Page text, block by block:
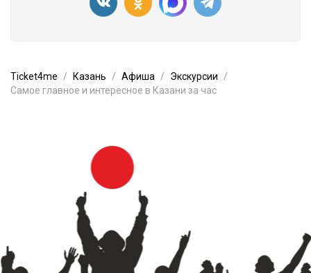
Ticket4me Казань Афиша
Экскурсии
Самое главное и интересное в Казани за час